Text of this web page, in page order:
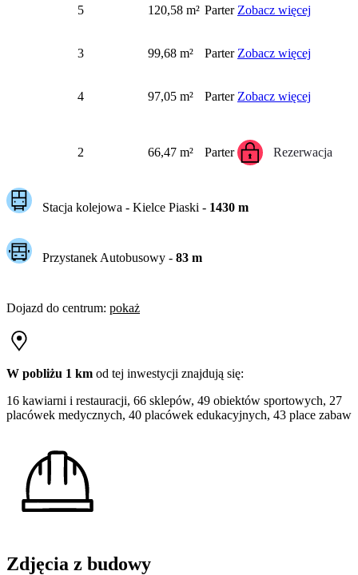
5 120,58 m² Parter Zobacz więcej
3 99,68 m² Parter Zobacz więcej
4 97,05 m² Parter Zobacz więcej
2 66,47 m² Parter Rezerwacja
Stacja kolejowa - Kielce Piaski - 1430m
Przystanek Autobusowy - 83m
Dojazd do centrum: pokaż
W pobliżu 1 km od tej inwestycji znajdują się:
16 kawiarni i restauracji, 66 sklepów, 49 obiektów sportowych, 27
placówek medycznych, 40 placówek edukacyjnych, 43 place zabaw
Zdjęcia z budowy